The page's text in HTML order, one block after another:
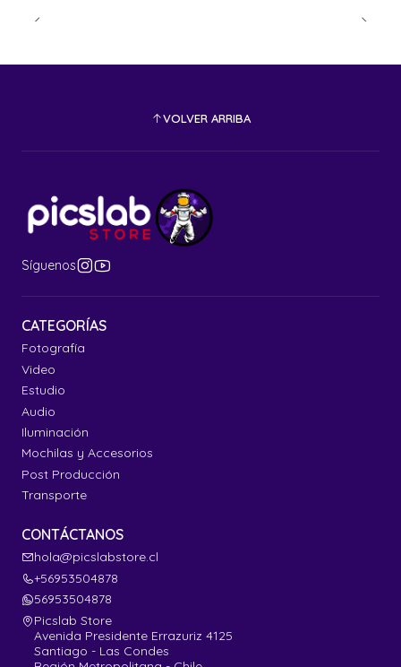
VOLVER ARRIBA
Síguenos
CATEGORÍAS
Fotografía
Video
Estudio
Audio
Iluminación
Mochilas y Accesorios
Post Producción
Transporte
CONTÁCTANOS
hola@picslabstore.cl
+56953504878
56953504878
Picslab Store
Avenida Presidente Errazuriz 4125
Santiago - Las Condes